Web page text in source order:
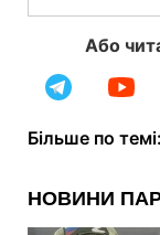
Або
Більше по темі: